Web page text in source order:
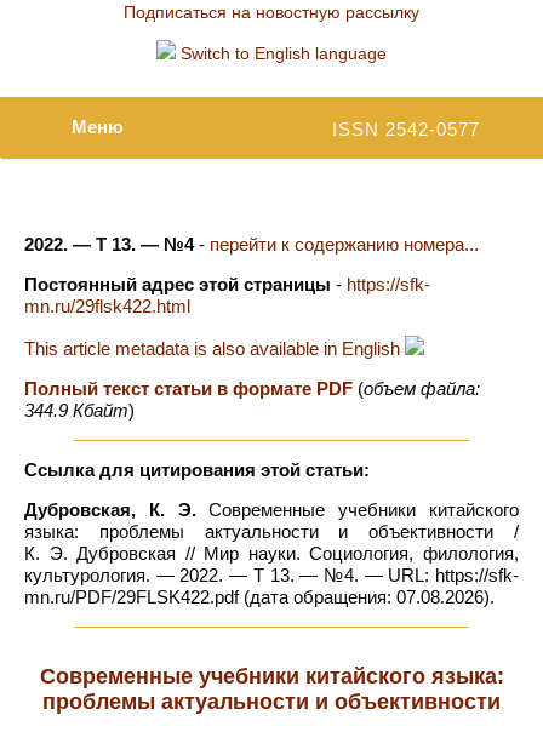
Подписаться на новостную рассылку
Switch to English language
ISSN 2542-0577
Меню
2022. — Т 13. — №4- перейти к содержанию номера...
Постоянный адрес этой страницы - https://sfk-
mn.ru/29flsk422.html
This article metadata is also available in English
Полный текст статьи в формате PDF (объем файла:
344.9 Кбайт)
Ссылка для цитирования этой статьи:
Дубровская, К. Э.Cовременные учебники китайского
языка: проблемы актуальности и объективности /
К. Э. Дубровская // Мир науки. Социология, филология,
культурология. — 2022. — Т 13. — №4. — URL: https://sfk-
mn.ru/PDF/29FLSK422.pdf (дата обращения: 07.08.2026).
Cовременные учебники китайского языка:
проблемы актуальности и объективности